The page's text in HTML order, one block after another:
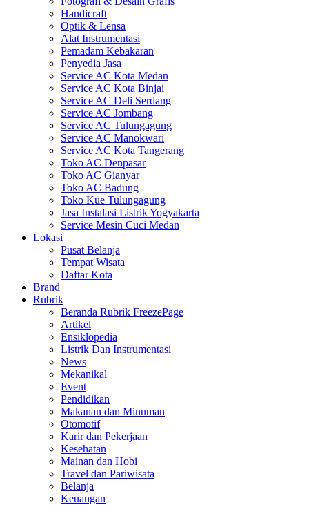
Handicraft
Optik & Lensa
Alat Instrumentasi
Pemadam Kebakaran
Penyedia Jasa
Service AC Kota Medan
Service AC Kota Binjai
Service AC Deli Serdang
Service AC Jombang
Service AC Tulungagung
Service AC Manokwari
Service AC Kota Tangerang
Toko AC Denpasar
Toko AC Gianyar
Toko AC Badung
Toko Kue Tulungagung
Jasa Instalasi Listrik Yogyakarta
Service Mesin Cuci Medan
Lokasi
Pusat Belanja
Tempat Wisata
Daftar Kota
Brand
Rubrik
Beranda Rubrik FreezePage
Artikel
Ensiklopedia
Listrik Dan Instrumentasi
News
Mekanikal
Event
Pendidikan
Makanan dan Minuman
Otomotif
Karir dan Pekerjaan
Kesehatan
Mainan dan Hobi
Travel dan Pariwisata
Belanja
Keuangan